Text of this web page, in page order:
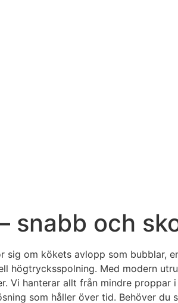
snabb och
om kökets avlopp som bubblar,
högtrycksspolning. Med modern
Vi hanterar allt från mindre
som håller över tid. Behöver